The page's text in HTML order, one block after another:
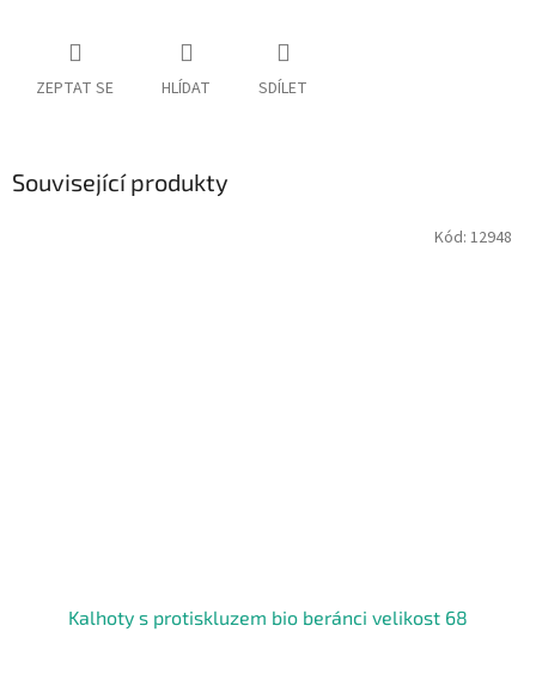
ZEPTAT SE HLÍDAT SDÍLET
Související produkty
Kalhoty s protiskluzem bio beránci velikost 68
Kód: 12948